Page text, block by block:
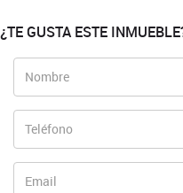
¿TE GUSTA ESTE